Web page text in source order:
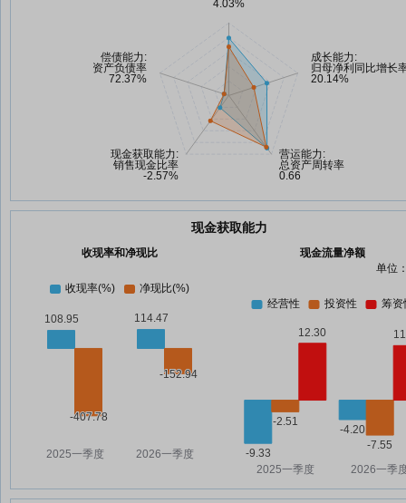
现金获取能力
收现率和净现比
现金流量净额
单位